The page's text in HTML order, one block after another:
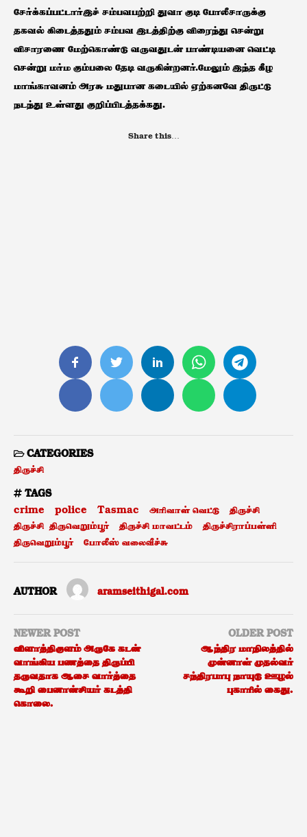
சேர்க்கப்பட்டார்இச் சம்பவபற்றி துவா குடி போலீசாருக்கு
தகவல் கிடைத்ததும் சம்பவ இடத்திற்கு விரைந்து சென்று
விசாரணை மேற்கொண்டு வருவதுடன் பாண்டியனை வெட்டி
சென்று மர்ம கும்பலை தேடி வருகின்றனர்.மேலும் இந்த கீழ
மாங்காவனம் அரசு மதுபான கடையில் ஏற்கனவே திருட்டு
நடந்து உள்ளது குறிப்பிடத்தக்கது.
Share this…
CATEGORIES
திருச்சி
TAGS
crime police Tasmac அரிவாள் வெட்டு
திருச்சி
திருச்சி திருவெறும்பூர்
திருச்சி மாவட்டம்
திருச்சிராப்பள்ளி
திருவெறும்பூர்
போலீஸ் வலைவீச்சு
AUTHOR aramseithigal.com
NEWER POST
விளாத்திகுளம் அருகே கடன்
வாங்கிய பணத்தை திருப்பி
தருவதாக ஆசை வார்த்தை
கூறி பைனான்சியர் கடத்தி
கொலை.
OLDER POST
ஆந்திர மாநிலத்தில்
முன்னாள் முதல்வர்
சந்திரபாபு நாயுடு ஊழல்
புகாரில் கைது.